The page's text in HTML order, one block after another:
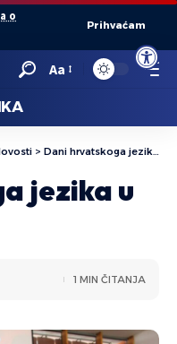
Open
o
Prihvaćam
Aa
> Dani hrvatskoga jezika u Pečuhu
jezika u
1 MIN ČITANJA